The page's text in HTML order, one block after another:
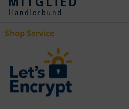
Shop Service
Endgeräteeigenschaften zur